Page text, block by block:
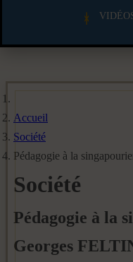
Accueil
Société
Pédagogie à la
Société
Pédagogie à la
Georges